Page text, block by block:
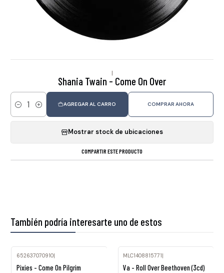
|
Shania Twain - Come On Over
Cantidad
AGREGAR AL CARRO COMPRAR AHORA
Mostrar stock de ubicaciones
COMPARTIR ESTE PRODUCTO
También podría interesarte uno de estos
652637070910|
Pixies - Come On Pilgrim
MLC1408815771|
Va - Roll Over Beethoven (3cd)